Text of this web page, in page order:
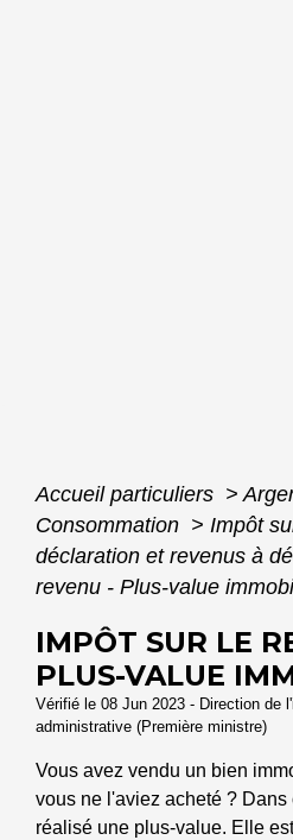
Accueil particuliers >
Consommation > Impôt
déclaration et revenus à
revenu - Plus-value
IMPÔT SUR LE
PLUS-VALUE
Vérifié le 08 Jun 2023 - Direction de
administrative (Première ministre)
Vous avez vendu un bien
vous ne l'aviez acheté ? Dans
réalisé une plus-value. Elle